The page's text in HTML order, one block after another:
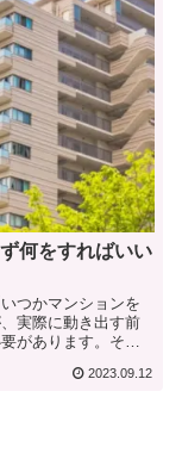
何をすればいい
つかマンションを
実際に動き出す前
があります。そこ
2023.09.12